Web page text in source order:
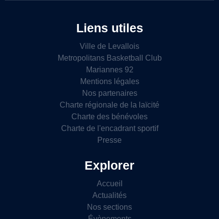
Liens utiles
Ville de Levallois
Metropolitans Basketball Club
Mariannes 92
Mentions légales
Nos partenaires
Charte régionale de la laïcité
Charte des bénévoles
Charte de l'encadrant sportif
Presse
Explorer
Accueil
Actualités
Nos sections